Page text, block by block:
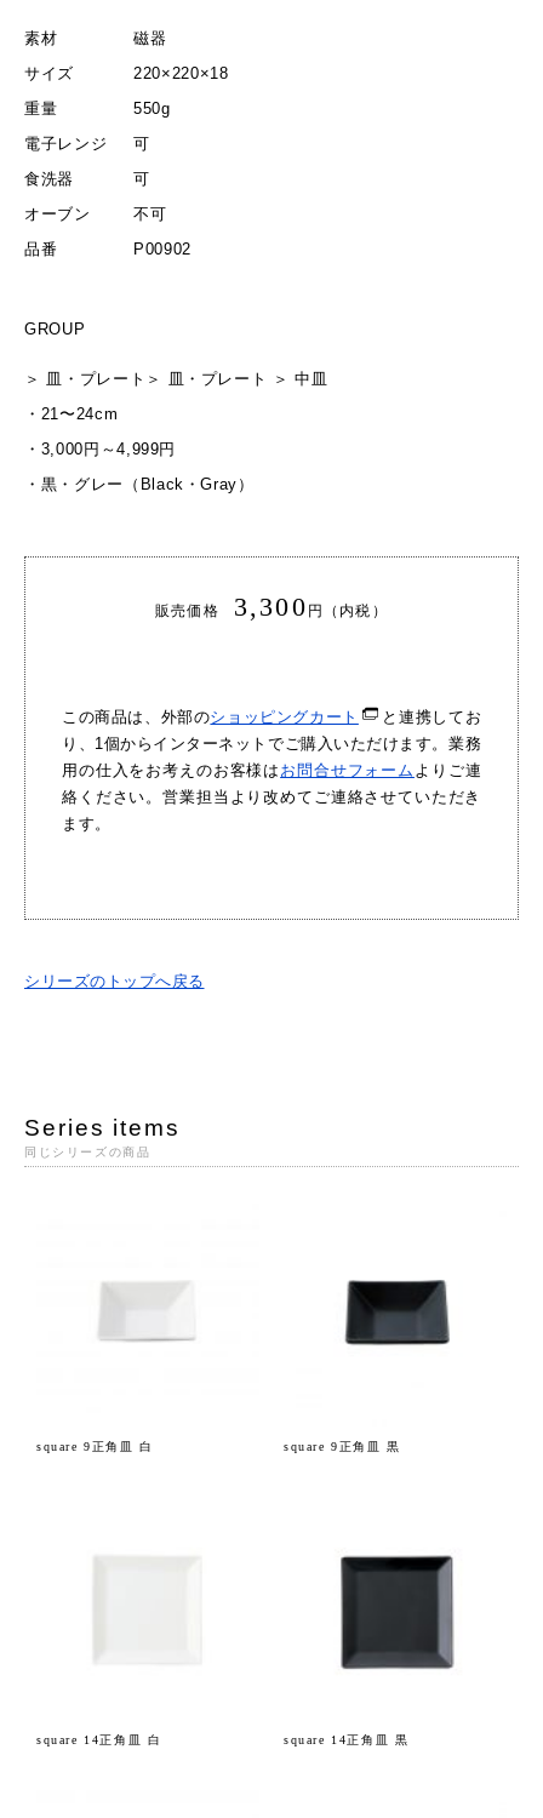
素材
磁器
サイズ
220×220×18
重量
550g
電子レンジ
可
食洗器
可
オーブン
不可
品番
P00902
GROUP
＞ 皿・プレート ＞ 皿・プレート ＞中皿
・ 21〜24cm
・ 3,000円～4,999円
・ 黒・グレー（Black・Gray）
販売価格 3,300 円（内税）
この商品は、外部のショッピングカート
と連携してお
り、1個からインターネットでご購入いただけます。業務
用の仕入をお考えのお客様は お問合せフォーム よりご連
絡ください。営業担当より改めてご連絡させていただき
ます。
シリーズのトップへ戻る
Series items
同じシリーズの商品
square 9正角皿 白 square 9正角皿 黒
square 14正角皿 白 square 14正角皿 黒